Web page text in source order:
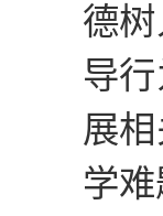
德
导
展
学